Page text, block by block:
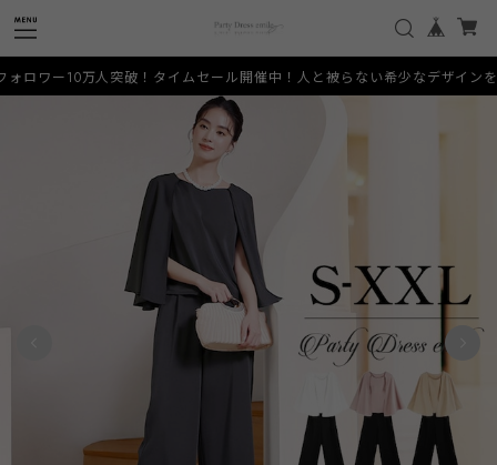
！タイムセール開催中！人と被らない希少なデザインをお手頃価格で